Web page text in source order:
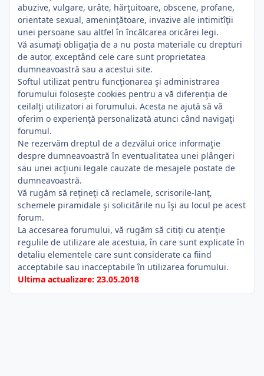
abuzive, vulgare, urâte, hărţuitoare, obscene, profane,
orientate sexual, ameninţătoare, invazive ale intimitîţii
unei persoane sau altfel în încălcarea oricărei legi.
Vă asumaţi obligaţia de a nu posta materiale cu drepturi
de autor, exceptând cele care sunt proprietatea
dumneavoastră sau a acestui site.
Softul utilizat pentru funcţionarea şi administrarea
forumului foloseşte cookies pentru a vă diferenţia de
ceilalţi utilizatori ai forumului. Acesta ne ajută să vă
oferim o experienţă personalizată atunci când navigaţi
forumul.
Ne rezervăm dreptul de a dezvălui orice informaţie
despre dumneavoastră în eventualitatea unei plângeri
sau unei acţiuni legale cauzate de mesajele postate de
dumneavoastră.
Vă rugăm să reţineţi că reclamele, scrisorile-lanţ,
schemele piramidale şi solicitările nu îşi au locul pe acest
forum.
La accesarea forumului, vă rugăm să citiţi cu atenţie
regulile de utilizare ale acestuia, în care sunt explicate în
detaliu elementele care sunt considerate ca fiind
acceptabile sau inacceptabile în utilizarea forumului.
Ultima actualizare: 23.05.2018